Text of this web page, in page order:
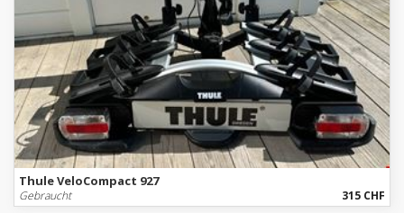
Thule VeloCompact 927
Gebraucht 315 CHF